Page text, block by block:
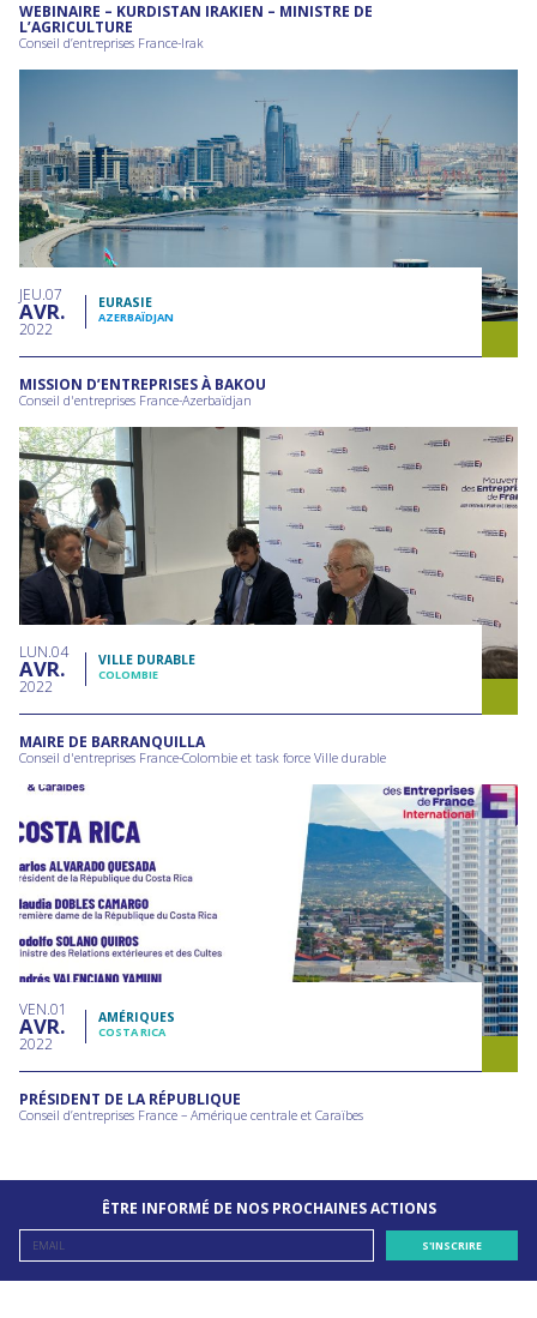
WEBINAIRE – KURDISTAN IRAKIEN – MINISTRE DE
L’AGRICULTURE
Conseil d’entreprises France-Irak
JEU 07
AVR
2022
EURASIE
AZERBAÏDJAN
MISSION D’ENTREPRISES À BAKOU
Conseil d'entreprises France-Azerbaïdjan
LUN 04
AVR
2022
VILLE DURABLE
COLOMBIE
MAIRE DE BARRANQUILLA
Conseil d'entreprises France-Colombie et task force Ville durable
VEN 01
AVR
2022
AMÉRIQUES
COSTA RICA
PRÉSIDENT DE LA RÉPUBLIQUE
Conseil d’entreprises France – Amérique centrale et Caraïbes
ÊTRE INFORMÉ DE NOS PROCHAINES ACTIONS